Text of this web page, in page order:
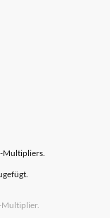
Multipliers.
Multiplier.